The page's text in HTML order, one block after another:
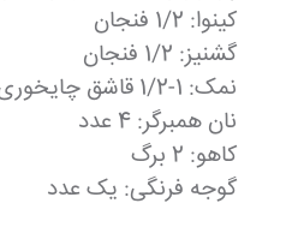
کینوا: 1/2 فنجان
گشنیز: 1/2 فنجان
نمک: 1-1/2 قاشق چایخوری
نان همبرگر: 4 عدد
کاهو: 2 برگ
گوجه فرنگی: یک عدد